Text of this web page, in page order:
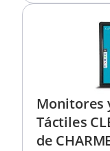
Monitores
Táctiles
de